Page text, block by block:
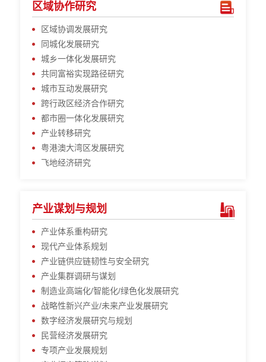
区域协作研究
区域协调发展研究
同城化发展研究
城乡一体化发展研究
共同富裕实现路径研究
城市互动发展研究
跨行政区经济合作研究
都市圈一体化发展研究
产业转移研究
粤港澳大湾区发展研究
飞地经济研究
产业谋划与规划
产业体系重构研究
现代产业体系规划
产业链供应链韧性与安全研究
产业集群调研与谋划
制造业高端化/智能化/绿色化发展研究
战略性新兴产业/未来产业发展研究
数字经济发展研究与规划
民营经济发展研究
专项产业发展规划